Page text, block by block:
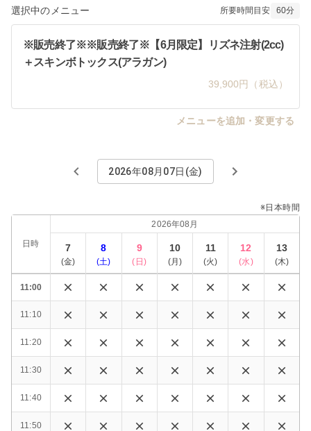
選択中のメニュー 所要時間目安 60分
※販売終了※※販売終了※【6月限定】リズネ注射(2cc)
＋スキンボトックス(アラガン)
39,900円（税込）
メニューを追加・変更する
2026年08月07日(金)
※日本時間
日時
2026年08月
7
(金)
8
(土)
9
( 日 )
10
(月 )
11
(火)
12
(水)
13
(木)
11:00
11:10
11:20
11:30
11:40
11:50